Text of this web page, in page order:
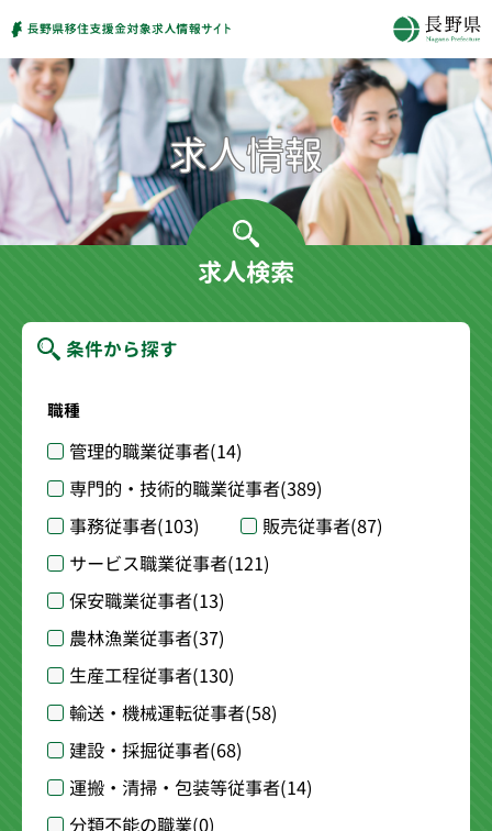
求人検索
条件から探す
職種
管理的職業従事者(14)
専門的・技術的職業従事者(389)
事務従事者(103) 販売従事者(87)
サービス職業従事者(121)
保安職業従事者(13)
農林漁業従事者(37)
生産工程従事者(130)
輸送・機械運転従事者(58)
建設・採掘従事者(68)
運搬・清掃・包装等従事者(14)
分類不能の職業(0)